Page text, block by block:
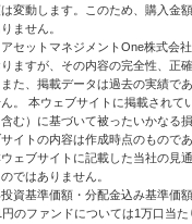
変動します。このため、購入金
ません。
セットマネジメントOne株式会
ますが、その内容の完全性、正
た、掲載データは過去の実績で
。 本ウェブサイトに掲載されて
む）に基づいて被ったいかなる
イトの内容は作成時点のもので
ェブサイトに記載した当社の見
ではありません。
資基準価額・分配金込み基準価
のファンドについては1万口当